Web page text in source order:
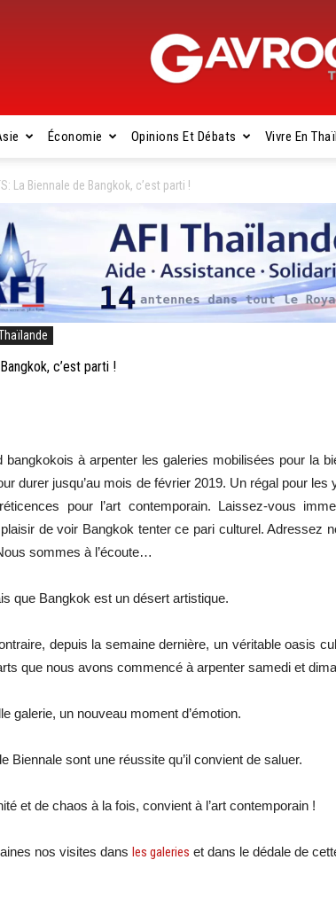
Gavroche
Thaïlande
Économie Opinions Et Débats Vivre En
La Biennale de Bangkok, c’est parti !
c’est parti !
à arpenter les galeries mobilisées pour la
durer jusqu’au mois de février 2019. Un régal pour les
pour l’art contemporain. Laissez-vous
de voir Bangkok tenter ce pari culturel. Adressez
sommes à l’écoute…
que Bangkok est un désert artistique.
depuis la semaine dernière, un véritable oasis
que nous avons commencé à arpenter samedi et
galerie, un nouveau moment d’émotion.
Biennale sont une réussite qu’il convient de saluer.
et de chaos à la fois, convient à l’art contemporain !
nos visites dans les galeries et dans le dédale de